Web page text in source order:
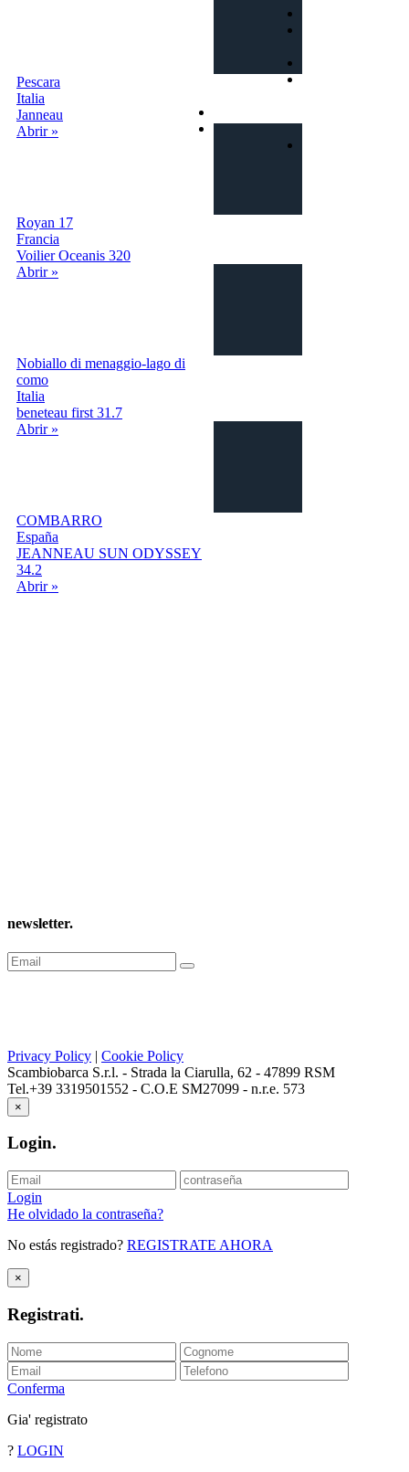
Pescara
Italia
Janneau
Abrir »
Royan 17
Francia
Voilier Oceanis 320
Abrir »
Nobiallo di menaggio-lago di
como
Italia
beneteau first 31.7
Abrir »
COMBARRO
España
JEANNEAU SUN ODYSSEY
34.2
Abrir »
newsletter.
Privacy Policy | Cookie Policy
Scambiobarca S.r.l. - Strada la Ciarulla, 62 - 47899 RSM
Tel.+39 3319501552 - C.O.E SM27099 - n.r.e. 573
×
Login.
Login
He olvidado la contraseña?
No estás registrado? REGISTRATE AHORA
×
Registrati.
Conferma
Gia' registrato
? LOGIN